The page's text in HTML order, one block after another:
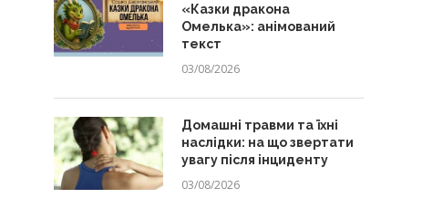
«Казки дракона
Омелька»: анімований
текст
03/08/2026
Домашні травми та їхні
наслідки: на що звертати
увагу після інциденту
03/08/2026